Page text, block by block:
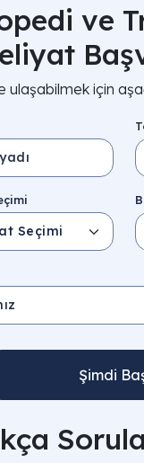
ve
ulaşabilmek için
Şimdi